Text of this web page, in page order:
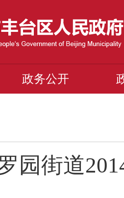
政务公开
园街道